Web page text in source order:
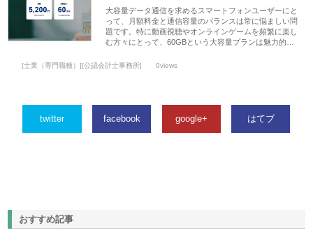
大容量データ通信を求めるスマートフォンユーザーにと
って、月額料金と通信容量のバランスは常に悩ましい問
題です。特に動画視聴やオンラインゲームを頻繁に楽し
む方々にとって、60GBという大容量プランは魅力的…
[士業（専門職種）][公認会計士事務所] 0views
twitter facebook google+ はてブ
おすすめ記事